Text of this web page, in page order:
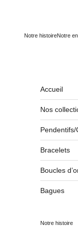
Notre histoireNotre
Accueil
Nos
Pendentifs/
Bracelets
Boucles
Bagues
Notre histoire